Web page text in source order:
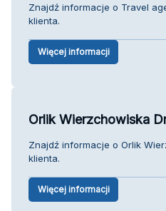
Znajdź informacje o Travel
klienta.
Więcej informacji
Orlik Wierzchowiska
Znajdź informacje o Orlik
klienta.
Więcej informacji